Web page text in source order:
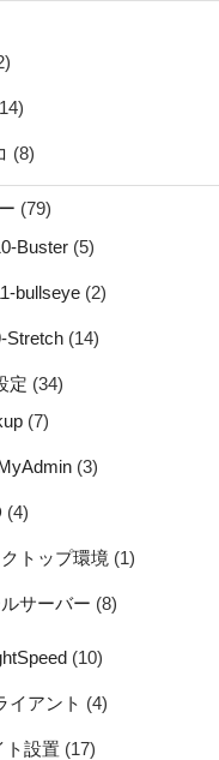
(8)
(79)
Buster (5)
bullseye (2)
Stretch (14)
定 (34)
(7)
(3)
(4)
トップ環境 (1)
ルサーバー (8)
(10)
イアント (4)
ト設置 (17)